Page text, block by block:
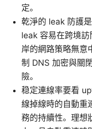
定。
乾淨的 leak 防護
leak 容易在跨境
岸的網路策略無意
制 DNS 加密與關
險。
稳定連線率要看
線掉線時的自動重
務的持續性。理想